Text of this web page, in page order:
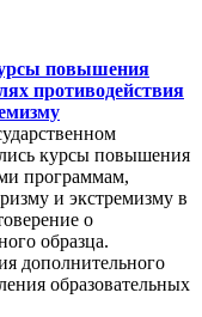
повышения
противодействия
курсы повышения
программам,
и экстремизму в
о
образца.
дополнительного
образовательных